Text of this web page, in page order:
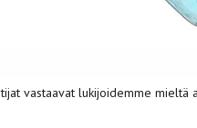
vastaavat lukijoidemme mieltä